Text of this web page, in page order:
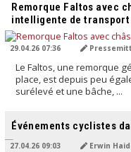
Remorque Faltos avec
intelligente de transport
29.04.26 07:36
Le Faltos, une remorque
place, est depuis peu
surélevé et une bâche, ...
Événements cyclistes
27.04.26 09:03 Erwin